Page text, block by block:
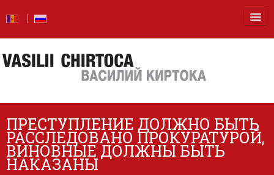
Новости
Блог
Фото
Видео
ПРЕСТУПЛЕНИЕ ДОЛЖНО БЫТЬ
РАССЛЕДОВАНО ПРОКУРАТУРОЙ,
ВИНОВНЫЕ ДОЛЖНЫ БЫТЬ
НАКАЗАНЫ